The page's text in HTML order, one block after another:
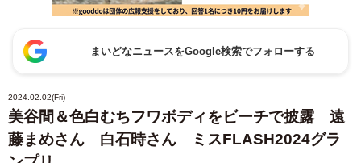
まいどなニュースをGoogle検索でフォローする
2024.02.02(Fri)
美谷間＆色白むちフワボディをビーチで披露 遠
藤まめさん 白石時さん ミスFLASH2024グラ